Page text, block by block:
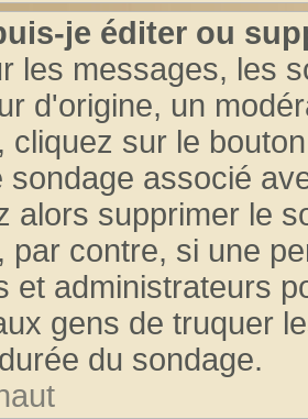
je éditer ou
les messages, les
d'origine, un
cliquez sur le
sondage associé
alors supprimer le
par contre, si une
et administrateurs
gens de truquer
du sondage.